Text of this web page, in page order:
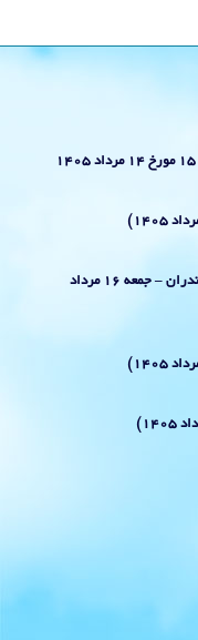
پیش بینی 7 روزه وضع هوای استان مازندران – جمعه 16 مرداد